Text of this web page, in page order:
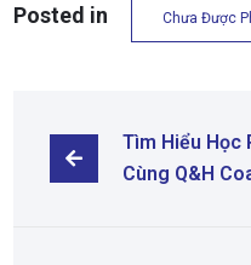
Posted in Chưa Được
Tìm Hiểu Học
Cùng Q&H